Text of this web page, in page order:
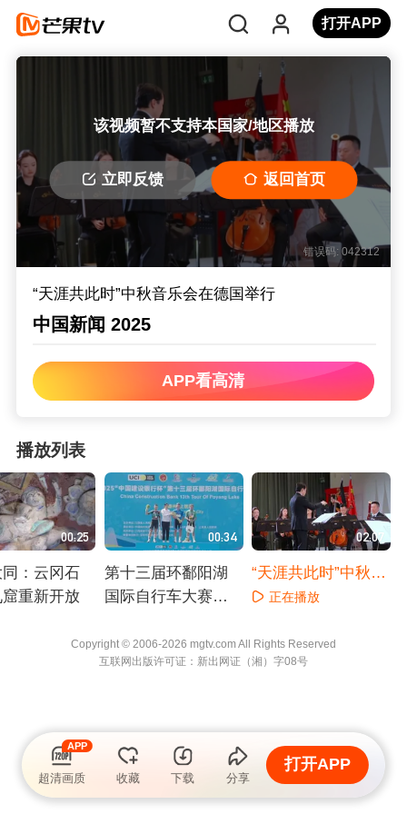
打开APP
该视频暂不支持本国家/地区播放
立即反馈 返回首页
错误码: 042312
“天涯共此时”中秋音乐会在德国举行
中国新闻 2025
APP看高清
播放列表
00:25
：云冈石
重新开放
00:34
第十三届环鄱阳湖
国际自行车大赛落
02:07
“天涯共此时”中秋音
乐会在德国举行
正在播放
Copyright © 2006-2026 mgtv.com All Rights Reserved
互联网出版许可证：新出网证（湘）字08号
APP
超清画质 收藏 下载 分享
打开APP